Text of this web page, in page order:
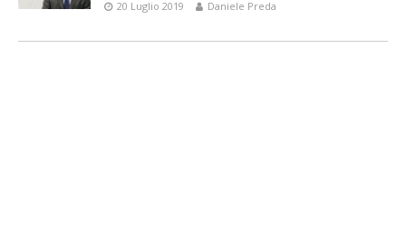
20 Luglio 2019 Daniele Preda